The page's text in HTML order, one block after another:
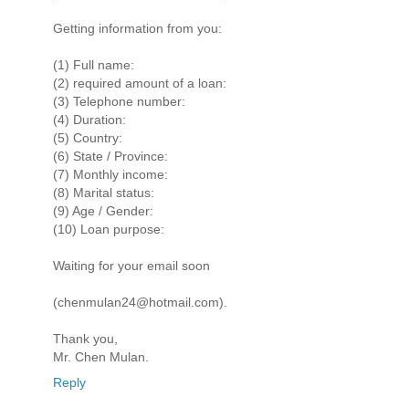
Getting information from you:
(1) Full name:
(2) required amount of a loan:
(3) Telephone number:
(4) Duration:
(5) Country:
(6) State / Province:
(7) Monthly income:
(8) Marital status:
(9) Age / Gender:
(10) Loan purpose:
Waiting for your email soon
(chenmulan24@hotmail.com).
Thank you,
Mr. Chen Mulan.
Reply